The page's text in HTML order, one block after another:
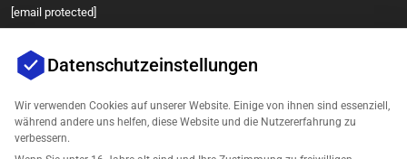
[email protected]
Datenschutzeinstellungen
Wir verwenden Cookies auf unserer Website. Einige von ihnen sind essenziell,
während andere uns helfen, diese Website und die Nutzererfahrung zu
verbessern.